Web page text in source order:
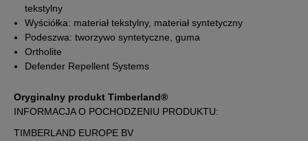
Podane w centymetrach wymiary dotyczą długości stopy.
Zobacz jak zmierzyć stopę?
tekstylny
Wyściółka: materiał tekstylny, materiał syntetyczny
Podeszwa: tworzywo syntetyczne, guma
Ortholite
Defender Repellent Systems
Oryginalny produkt Timberland®
INFORMACJA O POCHODZENIU PRODUKTU:
TIMBERLAND EUROPE BV